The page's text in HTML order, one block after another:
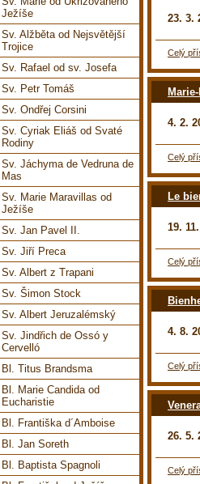
23. 3.
Celý
4. 2.
Celý
Le
19.
Celý
4. 8.
Celý
26. 5.
Celý
Ježíše
Sv. Alžběta od Nejsvětější
Trojice
Sv. Rafael od sv. Josefa
Sv. Petr Tomáš
Sv. Ondřej Corsini
Sv. Cyriak Eliáš od Svaté
Rodiny
Sv. Jáchyma de Vedruna de
Mas
Sv. Marie Maravillas od
Ježíše
Sv. Jan Pavel II.
Sv. Jiří Preca
Sv. Albert z Trapani
Sv. Šimon Stock
Sv. Albert Jeruzalémský
Sv. Jindřich de Ossó y
Cervelló
Bl. Titus Brandsma
Bl. Marie Candida od
Eucharistie
Bl. Františka d´Amboise
Bl. Jan Soreth
Bl. Baptista Spagnoli